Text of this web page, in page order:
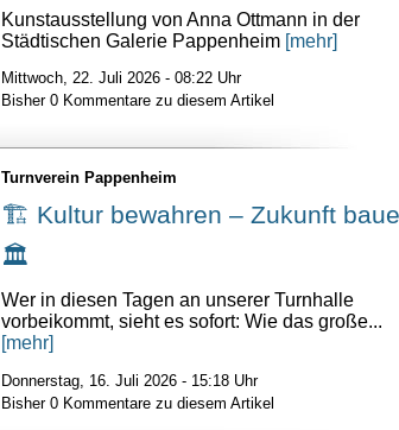
Kunstausstellung von Anna Ottmann in der
Städtischen Galerie Pappenheim [mehr]
Mittwoch, 22. Juli 2026 - 08:22 Uhr
Bisher 0 Kommentare zu diesem Artikel
Turnverein Pappenheim
🏗️ Kultur bewahren – Zukunft
🏛️
Wer in diesen Tagen an unserer Turnhalle
vorbeikommt, sieht es sofort: Wie das große...
[mehr]
Donnerstag, 16. Juli 2026 - 15:18 Uhr
Bisher 0 Kommentare zu diesem Artikel